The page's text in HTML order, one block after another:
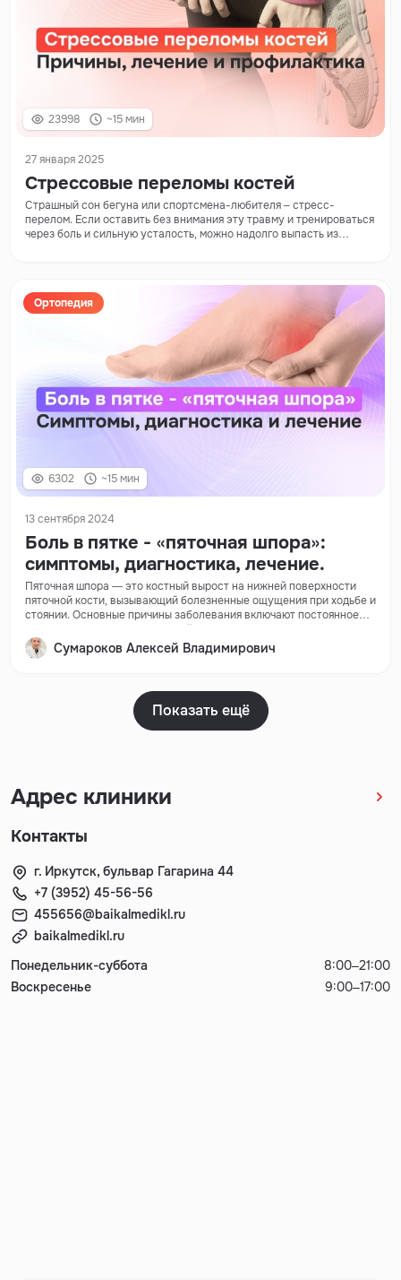
23998 ~15 мин
27 января 2025
Стрессовые переломы костей
Страшный сон бегуна или спортсмена-любителя – стресс-
перелом. Если оставить без внимания эту травму и тренироваться
через боль и сильную усталость, можно надолго выпасть из
6302 ~15 мин
Ортопедия
13 сентября 2024
Боль в пятке - «пяточная шпора»:
симптомы, диагностика, лечение.
Пяточная шпора — это костный вырост на нижней поверхности
пяточной кости, вызывающий болезненные ощущения при ходьбе и
стоянии. Основные причины заболевания включают постоянное
перенапряжение стопы, лишний вес, плоскостопие и возрастные
изменения.Сумароков Алексей Владимирович
Показать ещё
Адрес клиники
Контакты
г. Иркутск, бульвар Гагарина 44
+7 (3952) 45-56-56
455656@baikalmedikl.ru
baikalmedikl.ru
Понедельник-суббота
8:00–21:00
Воскресенье
9:00–17:00